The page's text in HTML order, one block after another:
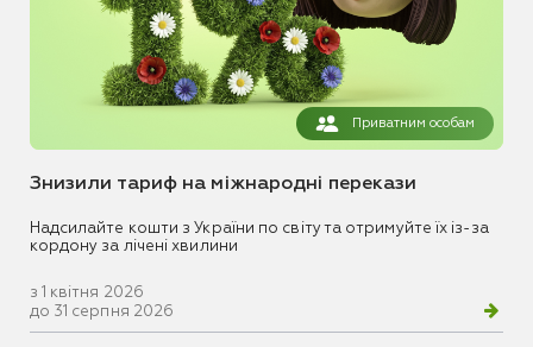
Приватним особам
Знизили тариф на міжнародні перекази
Надсилайте кошти з України по світу та отримуйте їх із-за
кордону за лічені хвилини
з 1 квітня 2026
до 31 серпня 2026